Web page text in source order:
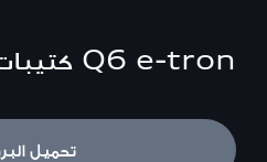
Q6 e-tron
Q6 e-tron
تحميل